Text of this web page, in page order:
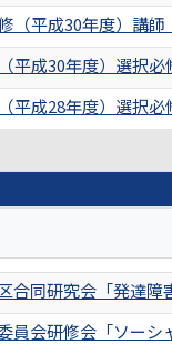
（平成30年度）講師
平成30年度）選択
平成28年度）選択
合同研究会「発達
員会研修会「ソー